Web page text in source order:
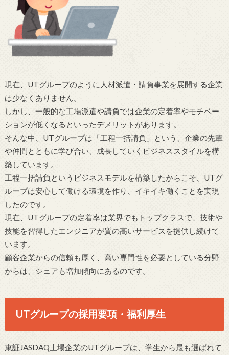
現在、UTグループのように人材派遣・請負事業を展開する企業
は少なくありません。
しかし、一般的な工場派遣や請負では企業の定着率やモチベー
ションが低くなるといったデメリットがあります。
そんな中、UTグループは「工程一括請負」という、企業の先輩
や仲間とともに学び合い、成長していくビジネススタイルを構
築しています。
工程一括請負というビジネスモデルを構築したからこそ、UTグ
ループは安心して働ける環境を作り、イキイキ働くことを実現
したのです。
現在、UTグループの定着率は業界でもトップクラスで、技術や
技能を習得したエンジニアが質の高いサービスを提供し続けて
います。
顧客企業からの信頼も厚く、高い専門性を必要としている分野
からは、シェアも増加傾向にあるのです。
UTグループの採用要項・福利厚生
東証JASDAQ上場企業のUTグループは、学生から最も選ばれて